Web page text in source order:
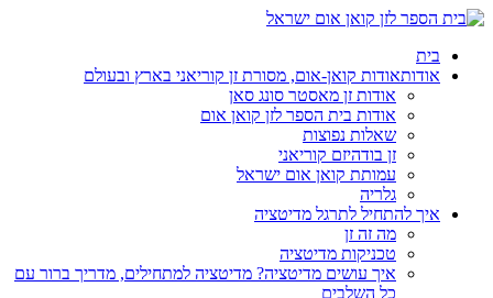
בית
אודותאודות קואן-אום, מסורת זן קוריאני בארץ ובעולם
אודות זן מאסטר סונג סאן
אודות בית הספר לזן קואן אום
שאלות נפוצות
זן בודהיזם קוריאני
עמותת קואן אום ישראל
גלריה
איך להתחיל לתרגל מדיטציה
מה זה זן
טכניקות מדיטציה
איך עושים מדיטציה? מדיטציה למתחילים, מדריך ברור עם
כל השלבים